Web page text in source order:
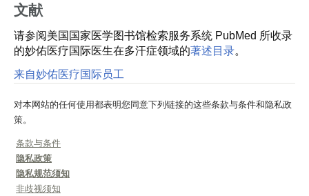
文献
请参阅美国国家医学图书馆检索服务系统 PubMed 所收录
的妙佑医疗国际医生在多汗症领域的著述目录。
来自妙佑医疗国际员工
对本网站的任何使用都表明您同意下列链接的这些条款与条件和隐私政
策。
条款与条件
隐私政策
隐私规范须知
非歧视须知